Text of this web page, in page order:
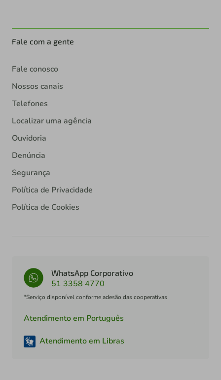
Fale com a gente
Fale conosco
Nossos canais
Telefones
Localizar uma agência
Ouvidoria
Denúncia
Segurança
Política de Privacidade
Política de Cookies
WhatsApp Corporativo
51 3358 4770
*Serviço disponível conforme adesão das cooperativas
Atendimento em Português
Atendimento em Libras